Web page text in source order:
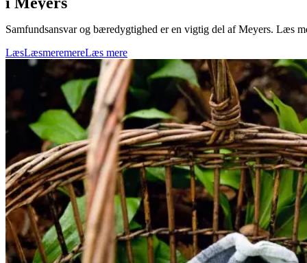
Samfundsansvar og bæredygtighed er en vigtig del af Meyers. Læs
LæsLæsmeremereLæs mere